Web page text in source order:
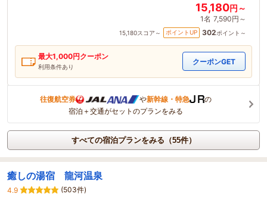
15,180円～
1名 7,590円～
15,180スコア～ ポイントUP 302ポイント～
最大1,000円クーポン
利用条件あり
クーポンGET
往復航空券 や新幹線・特急
の
宿泊＋交通がセットのプランをみる
すべての宿泊プランをみる（55件）
癒しの湯宿 龍河温泉
4.9
(503件)